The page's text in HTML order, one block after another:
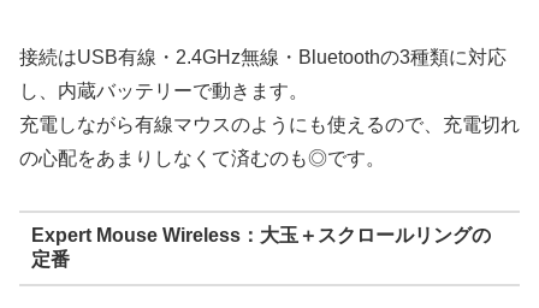
接続はUSB有線・2.4GHz無線・Bluetoothの3種類に対応
し、内蔵バッテリーで動きます。
充電しながら有線マウスのようにも使えるので、充電切れ
の心配をあまりしなくて済むのも◎です。
Expert Mouse Wireless：大玉＋スクロールリングの
定番